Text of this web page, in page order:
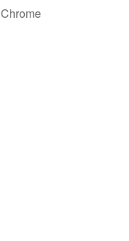
Chrome